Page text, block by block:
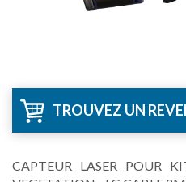
TROUVEZ UN
CAPTEUR LASER POUR